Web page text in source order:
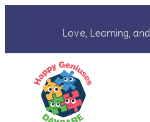
Love, Learning,